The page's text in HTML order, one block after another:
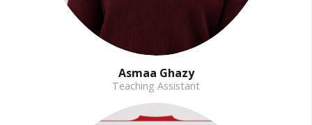
Asmaa Ghazy
Teaching Assistant